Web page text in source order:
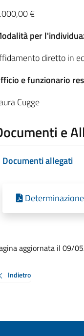
€
per
diretto in
e funzionario
Cugge
e
Documenti allegati
aggiornata il 09/
Indietro